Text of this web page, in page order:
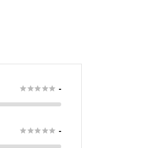
 -
 -